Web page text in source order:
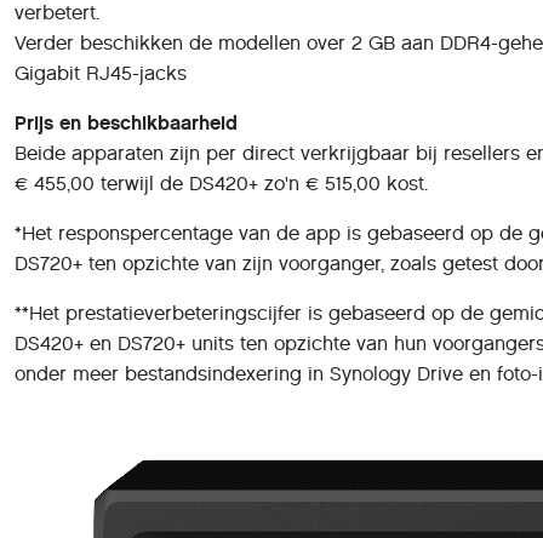
verbetert.
Verder beschikken de modellen over 2 GB aan DDR4-
Gigabit RJ45-jacks
Prijs en beschikbaarheid
Beide apparaten zijn per direct verkrijgbaar bij resellers
€ 455,00 terwijl de DS420+ zo'n € 515,00 kost.
*Het responspercentage van de app is gebaseerd op de
DS720+ ten opzichte van zijn voorganger, zoals getest
**Het prestatieverbeteringscijfer is gebaseerd op de
DS420+ en DS720+ units ten opzichte van hun
onder meer bestandsindexering in Synology Drive en